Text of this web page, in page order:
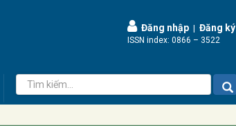
Đăng nhập | Đăng ký
ISSN index: 0866 – 3522